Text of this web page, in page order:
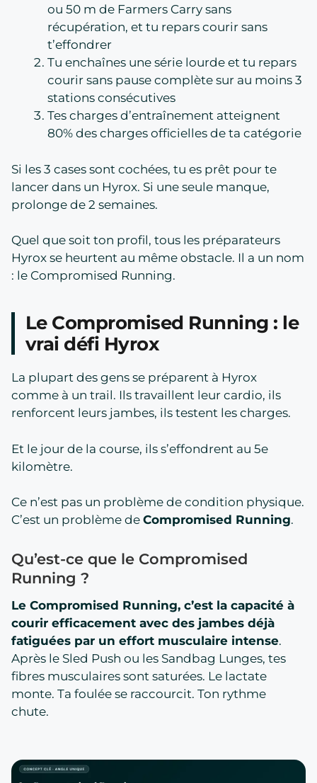
ou 50 m de Farmers Carry sans
récupération, et tu repars courir sans
t’effondrer
Tu enchaînes une série lourde et tu repars
courir sans pause complète sur au moins 3
stations consécutives
Tes charges d’entraînement atteignent
80% des charges officielles de ta catégorie
Si les 3 cases sont cochées, tu es prêt pour te
lancer dans un Hyrox. Si une seule manque,
prolonge de 2 semaines.
Quel que soit ton profil, tous les préparateurs
Hyrox se heurtent au même obstacle. Il a un nom
: le Compromised Running.
Le Compromised Running : le
vrai défi Hyrox
La plupart des gens se préparent à Hyrox
comme à un trail. Ils travaillent leur cardio, ils
renforcent leurs jambes, ils testent les charges.
Et le jour de la course, ils s’effondrent au 5e
kilomètre.
Ce n’est pas un problème de condition physique.
C’est un problème de Compromised Running.
Qu’est-ce que le Compromised
Running ?
Le Compromised Running, c’est la capacité à
courir efficacement avec des jambes déjà
fatiguées par un effort musculaire intense.
Après le Sled Push ou les Sandbag Lunges, tes
fibres musculaires sont saturées. Le lactate
monte. Ta foulée se raccourcit. Ton rythme
chute.